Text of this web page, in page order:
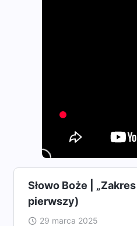
Słowo Boże |
pierwszy)
29 marca 2025